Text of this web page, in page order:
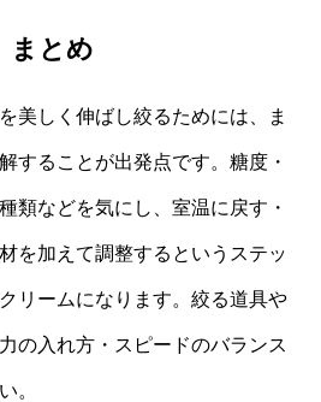
まとめ
美しく伸ばし絞るためには、ま
することが出発点です。糖度・
類などを気にし、室温に戻す・
を加えて調整するというステッ
リームになります。絞る道具や
の入れ方・スピードのバランス
。